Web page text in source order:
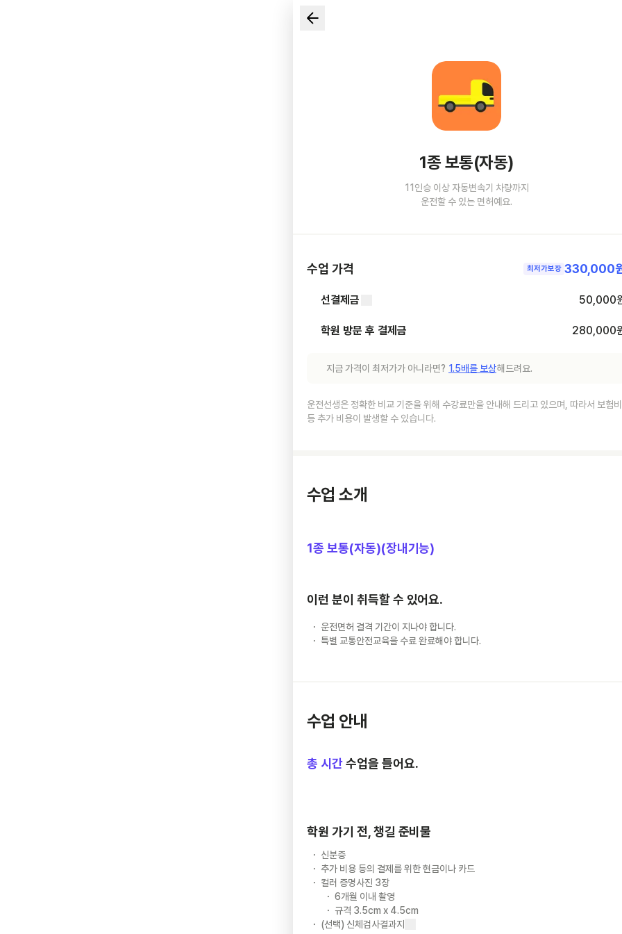
1종 보통(자동)
11인승 이상 자동변속기 차량까지
운전할 수 있는 면허예요.
수업 가격 최저가보장 330,000
선결제금 50,000
학원 방문 후 결제금 280,000
지금 가격이 최저가가 아니라면? 1.5배를 보상해드려요.
운전선생은 정확한 비교 기준을 위해 수강료만을 안내해 드리고 있으며, 따라서 보험비
등 추가 비용이 발생할 수 있습니다.
수업 소개
1종 보통(자동)(장내기능)
이런 분이 취득할 수 있어요.
운전면허 결격 기간이 지나야 합니다.
특별 교통안전교육을 수료 완료해야 합니다.
수업 안내
총 시간수업을 들어요.
학원 가기 전, 챙길 준비물
신분증
추가 비용 등의 결제를 위한 현금이나 카드
컬러 증명사진 3장
6개월 이내 촬영
규격 3.5cm x 4.5cm
(선택) 신체검사결과지